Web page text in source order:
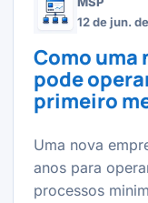
12 de jun.
Como uma
pode
primeiro
Uma nova
anos para
processos